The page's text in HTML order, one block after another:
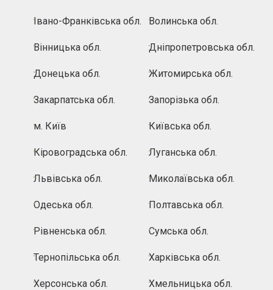
Івано-Франківська обл. Волинська обл.
Вінницька обл. Дніпропетровська обл.
Донецька обл. Житомирська обл.
Закарпатська обл. Запорізька обл.
м. Київ Київська обл.
Кіровоградська обл. Луганська обл.
Львівська обл. Миколаївська обл.
Одеська обл. Полтавська обл.
Рівненська обл. Сумська обл.
Тернопільська обл. Харківська обл.
Херсонська обл. Хмельницька обл.